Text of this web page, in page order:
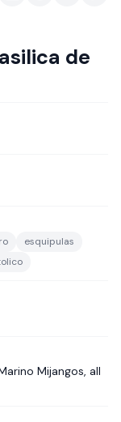
de
esquipulas
Mijangos, all